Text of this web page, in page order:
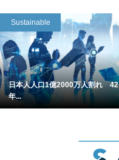
Sustainable
日本人人口1億2000万人割れ 42
年...